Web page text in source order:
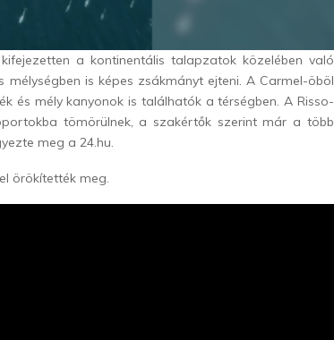
a kontinentális talapzatok közelében való
is képes zsákmányt ejteni. A Carmel-öböl
és mély kanyonok is találhatók a térségben.A Risso-
tömörülnek, a szakértők szerint már a több
meg a 24.hu.
örökítették meg.